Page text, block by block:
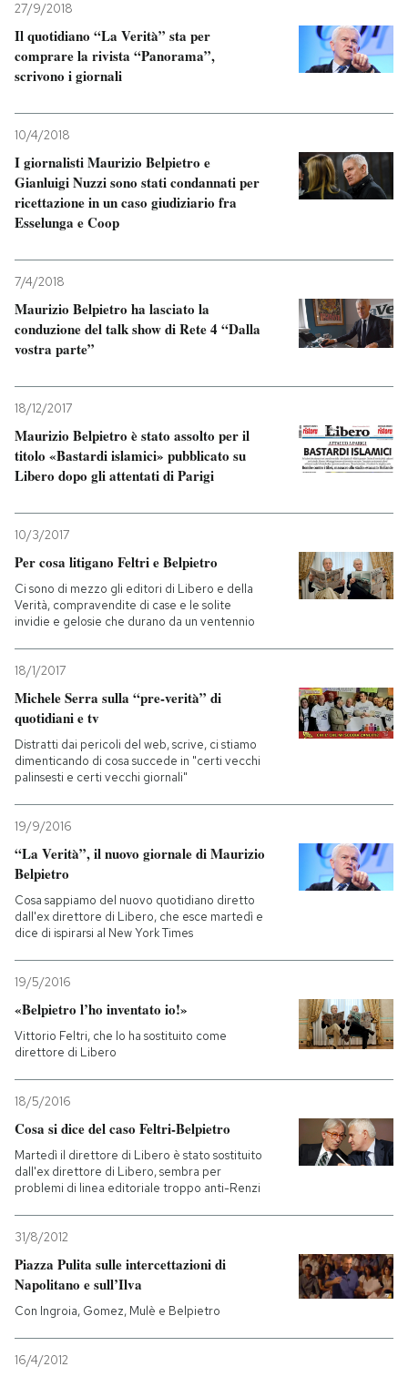
CALENDARIO
AREA PERSONALE
27/9/2018
Il quotidiano “La Verità” sta per
comprare la rivista “Panorama”,
scrivono i giornali
10/4/2018
I giornalisti Maurizio Belpietro e
Gianluigi Nuzzi sono stati condannati per
ricettazione in un caso giudiziario fra
Esselunga e Coop
7/4/2018
Maurizio Belpietro ha lasciato la
conduzione del talk show di Rete 4 “Dalla
vostra parte”
18/12/2017
Maurizio Belpietro è stato assolto per il
titolo «Bastardi islamici» pubblicato su
Libero dopo gli attentati di Parigi
10/3/2017
Per cosa litigano Feltri e Belpietro
Ci sono di mezzo gli editori di Libero e della
Verità, compravendite di case e le solite
invidie e gelosie che durano da un ventennio
18/1/2017
Michele Serra sulla “pre-verità” di
quotidiani e tv
Distratti dai pericoli del web, scrive, ci stiamo
dimenticando di cosa succede in "certi vecchi
palinsesti e certi vecchi giornali"
19/9/2016
“La Verità”, il nuovo giornale di Maurizio
Belpietro
Cosa sappiamo del nuovo quotidiano diretto
dall'ex direttore di Libero, che esce martedì e
dice di ispirarsi al New York Times
19/5/2016
«Belpietro l’ho inventato io!»
Vittorio Feltri, che lo ha sostituito come
direttore di Libero
18/5/2016
Cosa si dice del caso Feltri-Belpietro
Martedì il direttore di Libero è stato sostituito
dall'ex direttore di Libero, sembra per
problemi di linea editoriale troppo anti-Renzi
31/8/2012
Piazza Pulita sulle intercettazioni di
Napolitano e sull’Ilva
Con Ingroia, Gomez, Mulè e Belpietro
16/4/2012